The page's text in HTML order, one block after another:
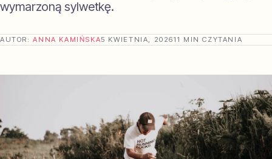
wymarzoną sylwetkę.
AUTOR:ANNA KAMIŃSKA5 KWIETNIA, 202611 MIN CZYTANIA